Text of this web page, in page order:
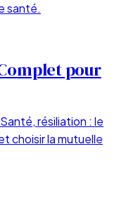
santé.
pour
résiliation : le
choisir la mutuelle